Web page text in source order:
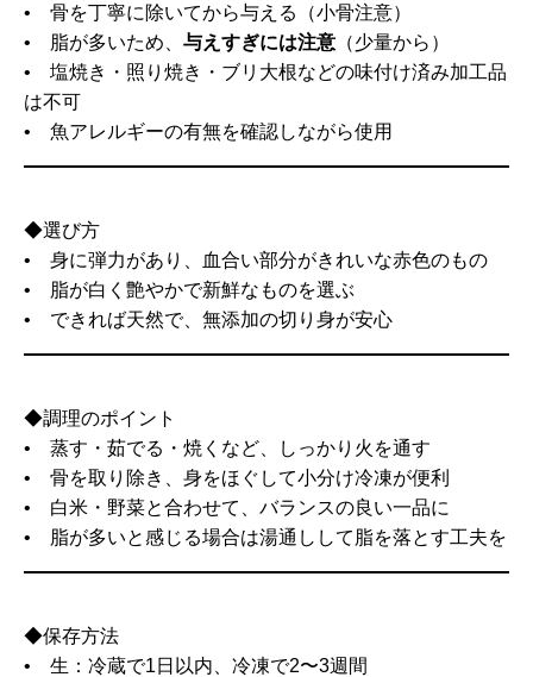
• 骨を丁寧に除いてから与える（小骨注意）
• 脂が多いため、 与えすぎには注意 （少量から）
• 塩焼き・照り焼き・ブリ大根などの味付け済み加工品
は不可
• 魚アレルギーの有無を確認しながら使用
◆選び方
• 身に弾力があり、血合い部分がきれいな赤色のもの
• 脂が白く艶やかで新鮮なものを選ぶ
• できれば天然で、無添加の切り身が安心
◆調理のポイント
• 蒸す・茹でる・焼くなど、しっかり火を通す
• 骨を取り除き、身をほぐして小分け冷凍が便利
• 白米・野菜と合わせて、バランスの良い一品に
• 脂が多いと感じる場合は湯通しして脂を落とす工夫を
◆保存方法
• 生：冷蔵で1日以内、冷凍で2〜3週間